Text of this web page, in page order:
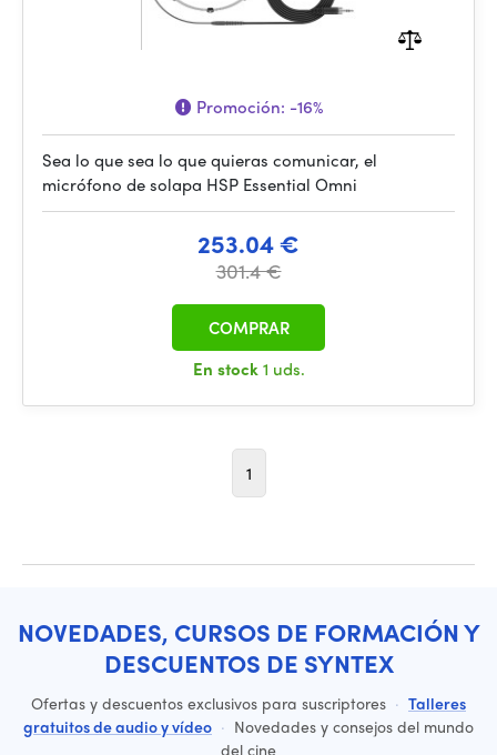
Promoción: -16%
Sea lo que sea lo que quieras comunicar, el
micrófono de solapa HSP Essential Omni
253.04 €
301.4 €
En stock1 uds.
COMPRAR
1
NOVEDADES, CURSOS DE FORMACIÓN Y
DESCUENTOS DE SYNTEX
Ofertas y descuentos exclusivos para suscriptores · Talleres
gratuitos de audio y vídeo · Novedades y consejos del mundo
del cine